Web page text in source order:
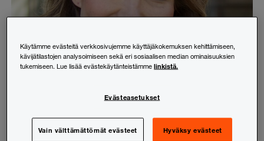
Käytämme evästeitä verkkosivujemme käyttäjäkokemuksen kehittämiseen,
kävijätilastojen analysoimiseen sekä eri sosiaalisen median ominaisuuksien
tukemiseen. Lue lisää evästekäytänteistämmelinkistä.
Evästeasetukset
Vain välttämättömät evästeet Hyväksy evästeet